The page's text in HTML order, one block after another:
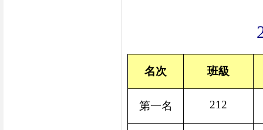
名次 班級
第一名 212